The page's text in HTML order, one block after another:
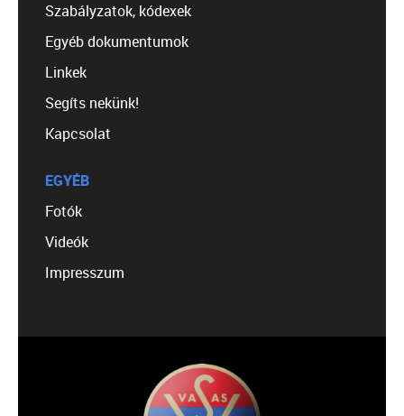
Szabályzatok, kódexek
Egyéb dokumentumok
Linkek
Segíts nekünk!
Kapcsolat
EGYÉB
Fotók
Videók
Impresszum